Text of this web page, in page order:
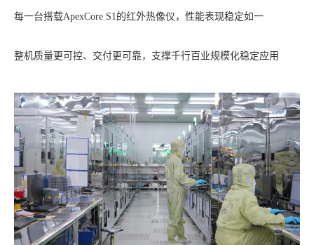
每一台搭载ApexCore S1的红外热像仪，性能表现稳定如一
整机质量更可控、交付更可靠，支撑千行百业规模化稳定应用